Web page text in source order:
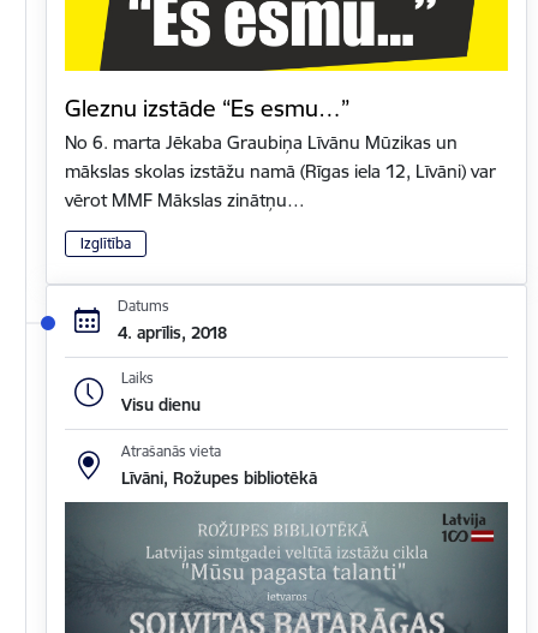
Gleznu izstāde “Es esmu…”
No 6. marta Jēkaba Graubiņa Līvānu Mūzikas un
mākslas skolas izstāžu namā (Rīgas iela 12, Līvāni) var
vērot MMF Mākslas zinātņu…
Izglītība
Datums
4. aprīlis, 2018
Laiks
Visu dienu
Atrašanās vieta
Līvāni, Rožupes bibliotēkā